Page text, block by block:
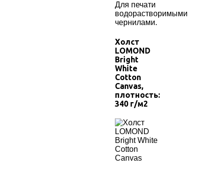
Для печати
водорастворимыми
чернилами.
Холст
LOMOND
Bright
White
Cotton
Canvas,
плотность:
340 г/м2